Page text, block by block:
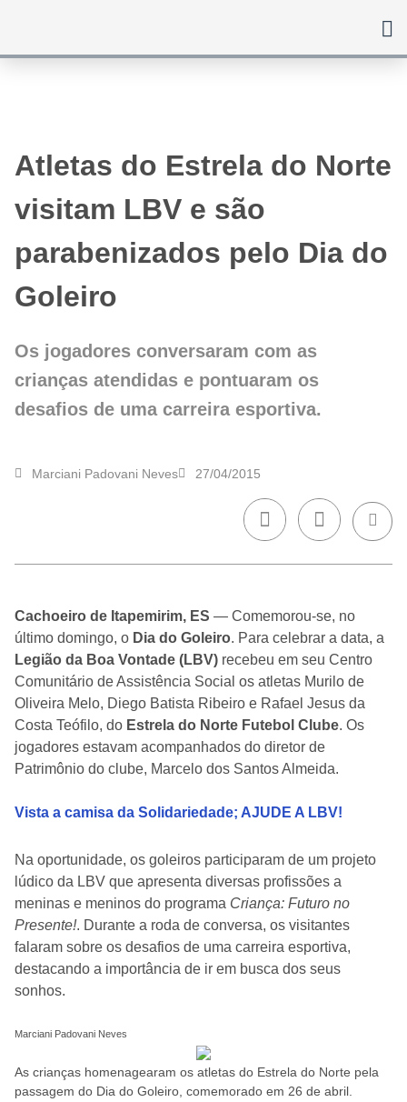
Atletas do Estrela do Norte
visitam LBV e são
parabenizados pelo Dia do
Goleiro
Os jogadores conversaram com as
crianças atendidas e pontuaram os
desafios de uma carreira esportiva.
Marciani Padovani Neves 27/04/2015
Cachoeiro de Itapemirim, ES — Comemorou-se, no
último domingo, o Dia do Goleiro. Para celebrar a data, a
Legião da Boa Vontade (LBV) recebeu em seu Centro
Comunitário de Assistência Social os atletas Murilo de
Oliveira Melo, Diego Batista Ribeiro e Rafael Jesus da
Costa Teófilo, do Estrela do Norte Futebol Clube. Os
jogadores estavam acompanhados do diretor de
Patrimônio do clube, Marcelo dos Santos Almeida.
Vista a camisa da Solidariedade; AJUDE A LBV!
Na oportunidade, os goleiros participaram de um projeto
lúdico da LBV que apresenta diversas profissões a
meninas e meninos do programa Criança: Futuro no
Presente!. Durante a roda de conversa, os visitantes
falaram sobre os desafios de uma carreira esportiva,
destacando a importância de ir em busca dos seus
sonhos.
Marciani Padovani Neves
As crianças homenagearam os atletas do Estrela do Norte pela
passagem do Dia do Goleiro, comemorado em 26 de abril.